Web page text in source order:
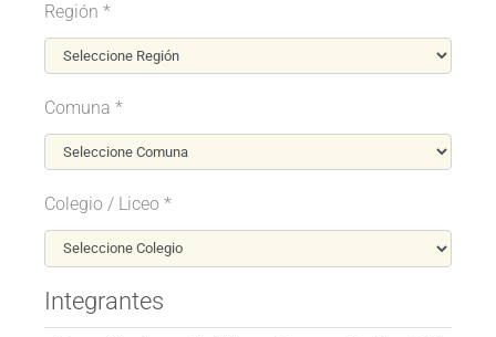
Región *
Comuna *
Colegio / Liceo *
Integrantes